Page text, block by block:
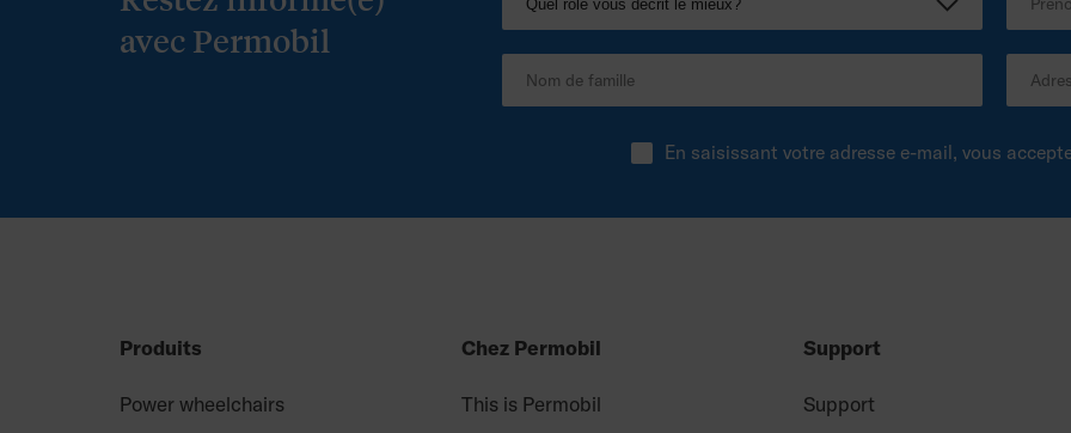
avec Permobil
En saisissant votre adresse e-mail, vous
Produits
Power wheelchairs
Chez Permobil
This is Permobil
Support
Support